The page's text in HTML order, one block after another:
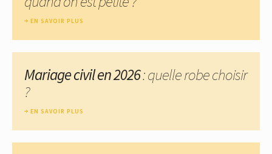
EN SAVOIR PLUS
Mariage civil en 2026: quelle robe choisir
?
EN SAVOIR PLUS